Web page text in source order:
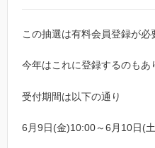
この抽選は有料会員登録が必
今年はこれに登録するのもあ
受付期間は以下の通り
6月9日(金)10:00～6月10日(